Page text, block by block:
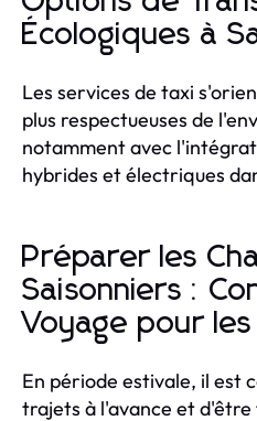
Écologiques à
Les services de taxi
plus respectueuses de
notamment avec
hybrides et électriques
Préparer les
Saisonniers :
Voyage pour
En période estivale, il est
trajets à l'avance et d'être